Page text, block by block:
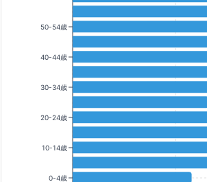
50-54歳
40-44歳
30-34歳
20-24歳
10-14歳
0-4歳